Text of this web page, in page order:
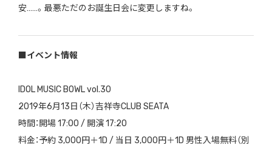
安……。最悪ただのお誕生日会に変更しますね。
■イベント情報
IDOL MUSIC BOWL vol.30
2019年6月13日（木）吉祥寺CLUB SEATA
時間：開場 17:00 / 開演 17:20
料金：予約 3,000円＋1D / 当日 3,000円＋1D 男性入場無料（別